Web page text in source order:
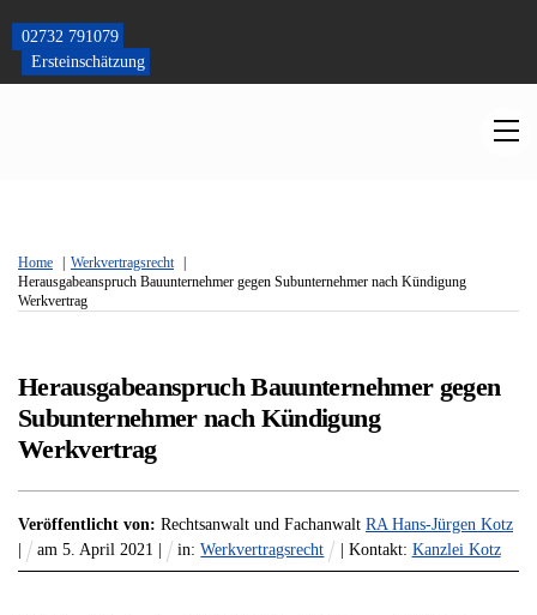
content
02732 791079
Ersteinschätzung
Home
Werkvertragsrecht
Herausgabeanspruch Bauunternehmer gegen Subunternehmer nach Kündigung
Werkvertrag
Herausgabeanspruch Bauunternehmer gegen
Subunternehmer nach Kündigung
Werkvertrag
Veröffentlicht von: Rechtsanwalt und Fachanwalt RA Hans-Jürgen Kotz
am5.April 2021 in:Werkvertragsrecht | Kontakt: Kanzlei Kotz